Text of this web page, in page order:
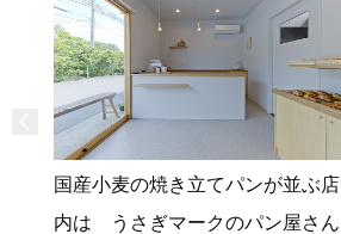
国産小麦の焼き立てパンが並ぶ店
内は うさぎマークのパン屋さん